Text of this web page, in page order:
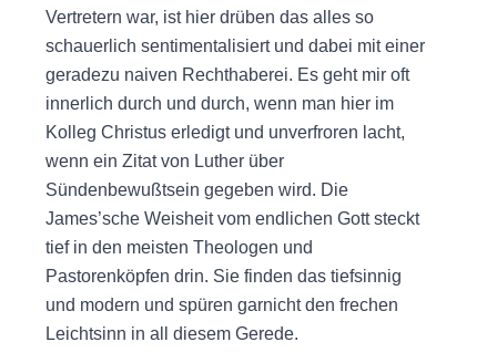
Vertretern war, ist hier drüben das alles so
schauerlich sentimentalisiert und dabei mit einer
geradezu naiven Rechthaberei. Es geht mir oft
innerlich durch und durch, wenn man hier im
Kolleg Christus erledigt und unverfroren lacht,
wenn ein Zitat von Luther über
Sündenbewußtsein gegeben wird. Die
James’sche Weisheit vom endlichen Gott steckt
tief in den meisten Theologen und
Pastorenköpfen drin. Sie finden das tiefsinnig
und modern und spüren garnicht den frechen
Leichtsinn in all diesem Gerede.